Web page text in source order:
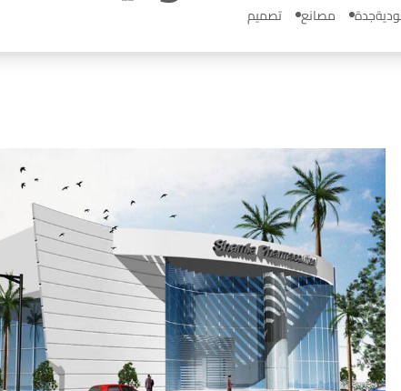
جدة مصانع تصميم